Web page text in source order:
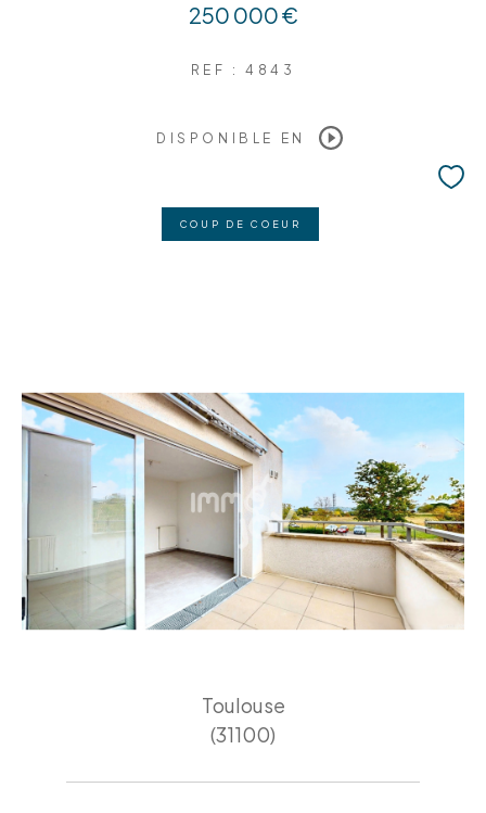
250 000 €
REF : 4843
DISPONIBLE EN
COUP DE COEUR
Toulouse
(31100)